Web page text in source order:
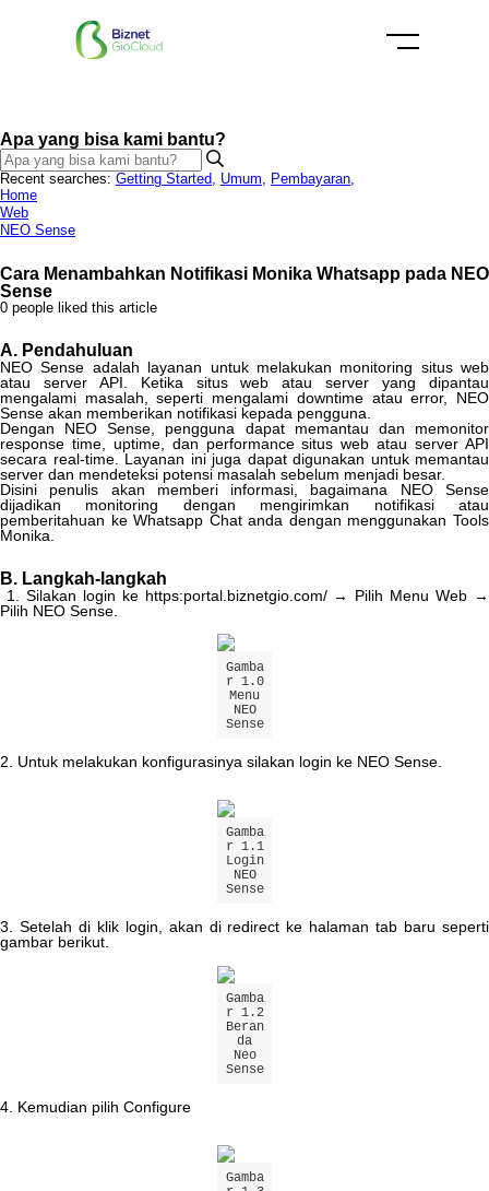
Apa yang bisa kami bantu?
Recent searches: Getting Started, Umum, Pembayaran,
Home
Web
NEO Sense
Cara Menambahkan Notifikasi Monika Whatsapp pada NEO
Sense
0 people liked this article
A. Pendahuluan
NEO Sense adalah layanan untuk melakukan monitoring situs web
atau
server API Ketika situs web atau server yang
dipantau
mengalami masalah seperti mengalami downtime atau error,
NEO
Sense akan memberikan notifikasi kepada pengguna
Dengan
NEO Sense pengguna dapat memantau dan
memonitor
response time, uptime, dan performance situs web atau server API
secara real-time. Layanan ini juga dapat digunakan untuk memantau
server dan mendeteksi potensi masalah sebelum menjadi besar.
Disini
penulis akan memberi informasi bagaimana NEO
Sense
dijadikan
monitoring dengan mengirimkan notifikasi
atau
pemberitahuan ke Whatsapp Chat anda dengan menggunakan Tools
Monika
B. Langkah- langkah
1 Silakan login ke https:portal. biznetgio. com/ → Pilih Menu Web →
Pilih NEO Sense
Gamba
r
1.0
Menu
NEO
Sense
2 Untuk melakukan konfigurasinya silakan login ke NEO Sense
Gamba
r
1. 1
Login
NEO
Sense
3. Setelah di klik login, akan di redirect ke halaman tab baru seperti
gambar berikut.
Gamba
r
1.2
Beran
da
Neo
Sense
4. Kemudian pilih Configure
Gamba